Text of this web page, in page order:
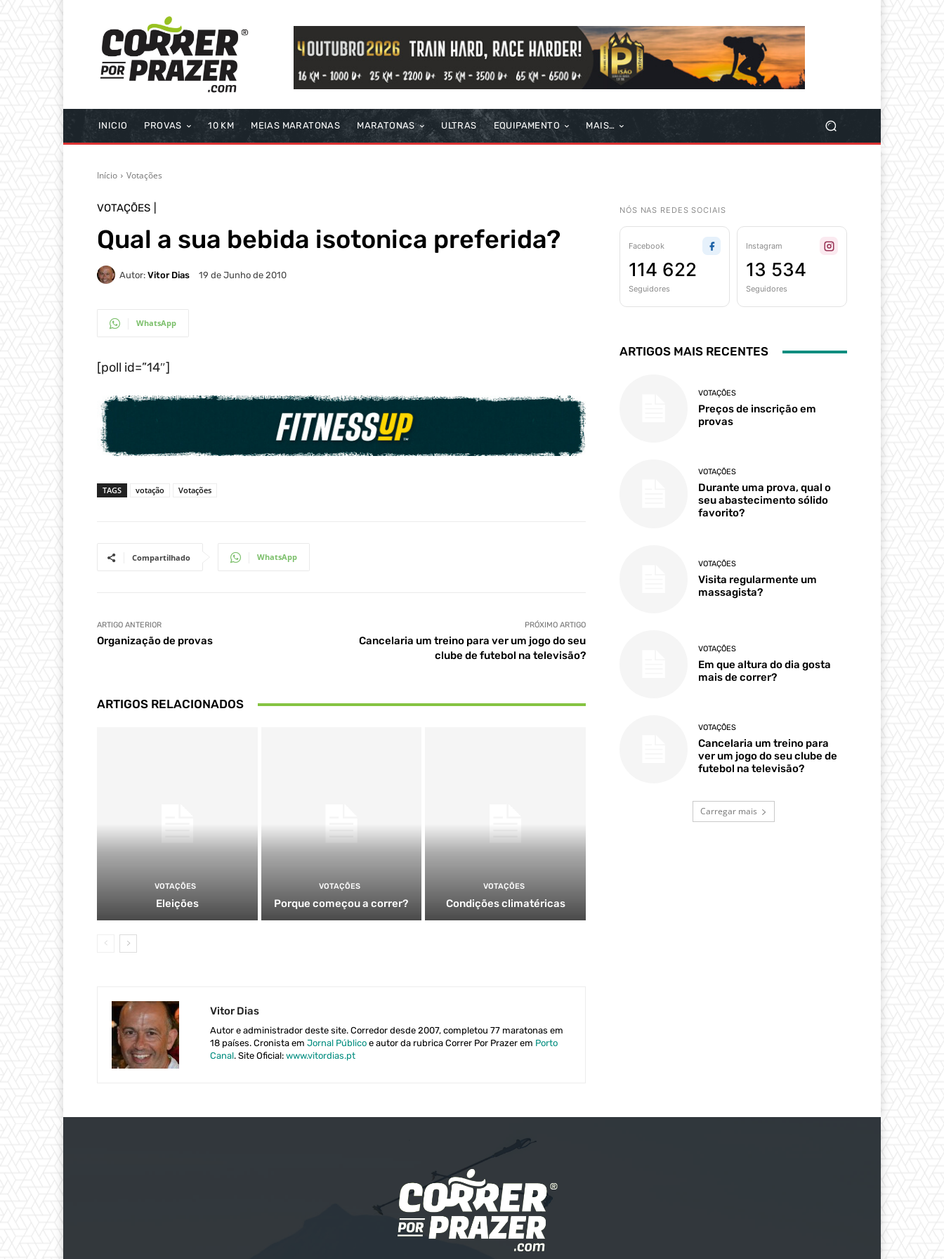
INICIO PROVAS 10 KM MEIAS MARATONAS MARATONAS ULTRAS EQUIPAMENTO MAIS…
Início Votações
VOTAÇÕES
Qual a sua bebida isotonica preferida?
Autor: Vitor Dias 19 de Junho de 2010
WhatsApp
[poll id=”14″]
TAGS votação Votações
Compartilhado WhatsApp
ARTIGO ANTERIOR
Organização de provas
PRÓXIMO ARTIGO
Cancelaria um treino para ver um jogo do seu
clube de futebol na televisão?
ARTIGOS RELACIONADOS
VOTAÇÕES
Eleições
VOTAÇÕES
Porque começou a correr?
VOTAÇÕES
Condições climatéricas
Vitor Dias
Autor e administrador deste site. Corredor desde 2007, completou 77 maratonas em
18 países. Cronista em Jornal Público e autor da rubrica Correr Por Prazer em Porto
Canal. Site Oficial: www.vitordias.pt
NÓS NAS REDES SOCIAIS
Facebook
114 622
Seguidores
Instagram
13 534
Seguidores
ARTIGOS MAIS RECENTES
VOTAÇÕES
Preços de inscrição em
provas
VOTAÇÕES
Durante uma prova, qual o
seu abastecimento sólido
favorito?
VOTAÇÕES
Visita regularmente um
massagista?
VOTAÇÕES
Em que altura do dia gosta
mais de correr?
VOTAÇÕES
Cancelaria um treino para
ver um jogo do seu clube de
futebol na televisão?
Carregar mais